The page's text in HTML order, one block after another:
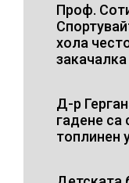
Проф.
хола
Д-р
гадене са
топлинен